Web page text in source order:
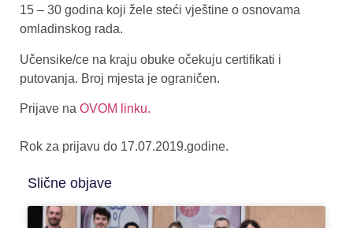
15 – 30 godina koji žele steći vještine o osnovama
omladinskog rada.
Učensike/ce na kraju obuke očekuju certifikati i
putovanja. Broj mjesta je ograničen.
Prijave na OVOM linku.
Rok za prijavu do 17.07.2019.godine.
Slične objave